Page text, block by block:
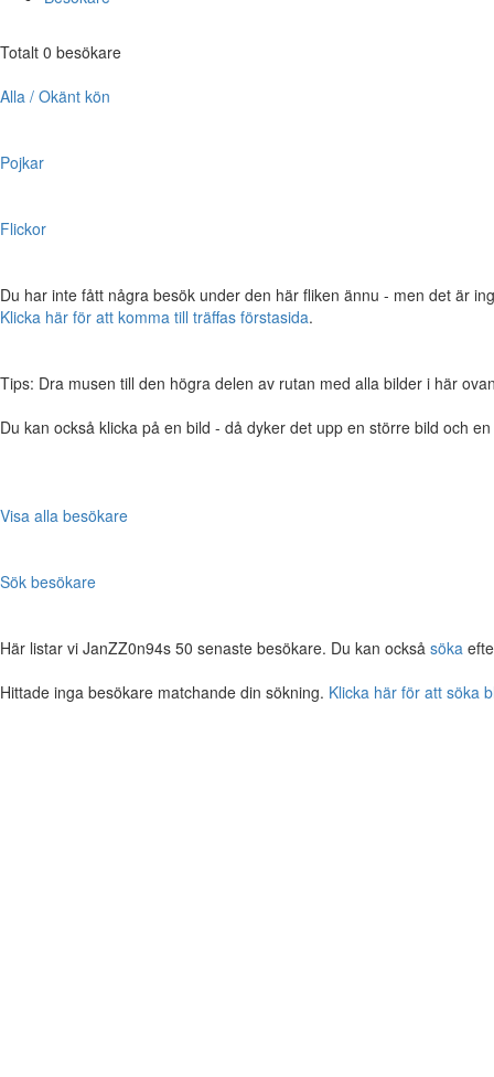
Totalt 0 besökare
Alla / Okänt kön
Pojkar
Flickor
Du har inte fått några besök under den här fliken ännu - men det är
Klicka här för att komma till träffas förstasida.
Tips: Dra musen till den högra delen av rutan med alla bilder i här
Du kan också klicka på en bild - då dyker det upp en större bild och
Visa alla besökare
Sök besökare
Här listar vi JanZZ0n94s 50 senaste besökare. Du kan också söka
Hittade inga besökare matchande din sökning. Klicka här för att söka